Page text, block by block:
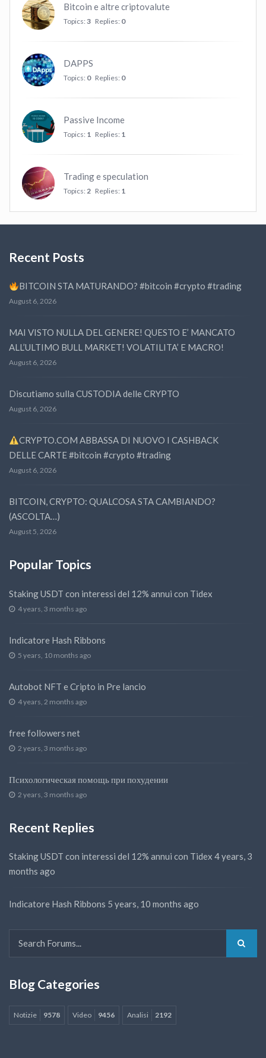
Bitcoin e altre criptovalute
Topics: 3 Replies: 0
DAPPS
Topics: 0 Replies: 0
Passive Income
Topics: 1 Replies: 1
Trading e speculation
Topics: 2 Replies: 1
Recent Posts
BITCOIN STA MATURANDO? #bitcoin #crypto #trading
August 6, 2026
MAI VISTO NULLA DEL GENERE! QUESTO E’ MANCATO
ALL’ULTIMO BULL MARKET! VOLATILITA’ E MACRO!
August 6, 2026
Discutiamo sulla CUSTODIA delle CRYPTO
August 6, 2026
CRYPTO.COM ABBASSA DI NUOVO I CASHBACK
DELLE CARTE #bitcoin #crypto #trading
August 6, 2026
BITCOIN, CRYPTO: QUALCOSA STA CAMBIANDO?
(ASCOLTA…)
August 5, 2026
Popular Topics
Staking USDT con interessi del 12% annui con Tidex
4 years, 3 months ago
Indicatore Hash Ribbons
5 years, 10 months ago
Autobot NFT e Cripto in Pre lancio
4 years, 2 months ago
free followers net
2 years, 3 months ago
Психологическая помощь при похудении
2 years, 3 months ago
Recent Replies
Staking USDT con interessi del 12% annui con Tidex 4 years, 3
months ago
Indicatore Hash Ribbons 5 years, 10 months ago
Blog Categories
Notizie 9578 Video 9456 Analisi 2192